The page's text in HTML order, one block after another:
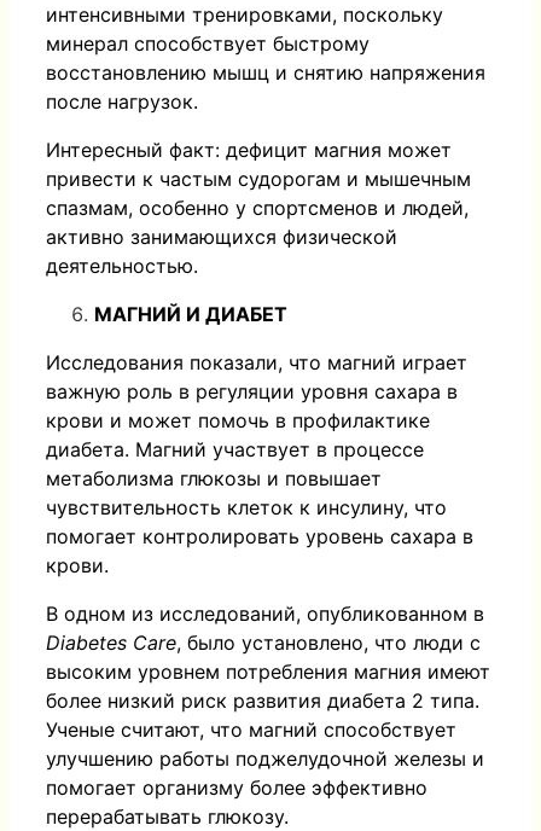
интенсивными тренировками, поскольку
минерал способствует быстрому
восстановлению мышц и снятию напряжения
после нагрузок.
Интересный факт: дефицит магния может
привести к частым судорогам и мышечным
спазмам, особенно у спортсменов и людей,
активно занимающихся физической
деятельностью.
МАГНИЙ И ДИАБЕТ
Исследования показали, что магний играет
важную роль в регуляции уровня сахара в
крови и может помочь в профилактике
диабета. Магний участвует в процессе
метаболизма глюкозы и повышает
чувствительность клеток к инсулину, что
помогает контролировать уровень сахара в
крови.
В одном из исследований, опубликованном в
Diabetes Care, было установлено, что люди с
высоким уровнем потребления магния имеют
более низкий риск развития диабета 2 типа.
Ученые считают, что магний способствует
улучшению работы поджелудочной железы и
помогает организму более эффективно
перерабатывать глюкозу.